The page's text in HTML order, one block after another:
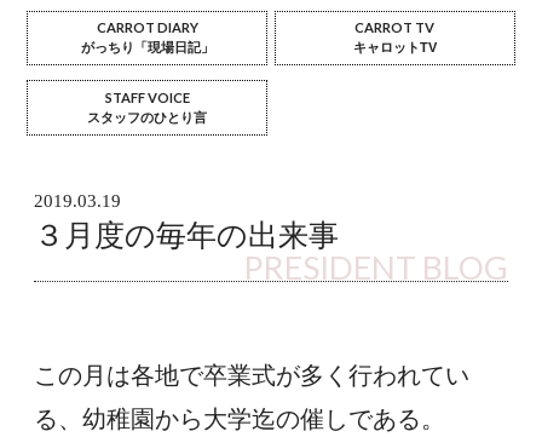
CARROT DIARY
がっちり「現場日記」
CARROT TV
キャロットTV
STAFF VOICE
スタッフのひとり言
2019.03.19
３月度の毎年の出来事
PRESIDENT BLOG
この月は各地で卒業式が多く行われてい
る、幼稚園から大学迄の催しである。